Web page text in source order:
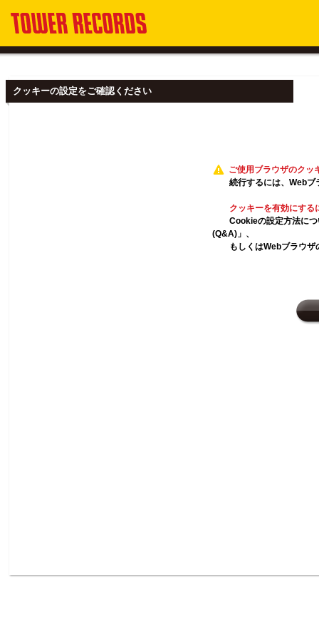
クッキーの設定をご確認ください
ご使用ブラウザのクッ
続行するには、Web
クッキーを有効にする
Cookieの設定方法に
(Q&A)」、
もしくはWebブラウ